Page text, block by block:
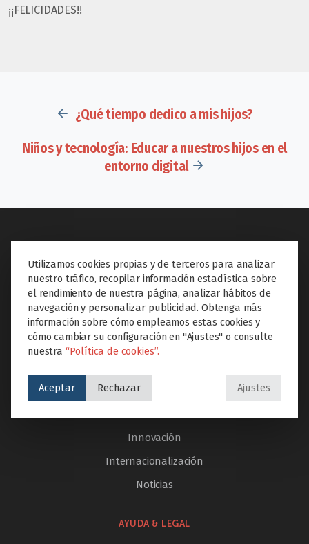
¡¡FELICIDADES!!
¿Qué tiempo dedico a mis hijos?
Niños y tecnología: Educar a nuestros hijos en el
entorno digital
SECCIONES
Inicio
El colegio
Etapas educativas
Extraescolares
Innovación
Internacionalización
Noticias
AYUDA & LEGAL
Utilizamos cookies propias y de terceros para analizar
nuestro tráfico, recopilar información estadística sobre
el rendimiento de nuestra página, analizar hábitos de
navegación y personalizar publicidad. Obtenga más
información sobre cómo empleamos estas cookies y
cómo cambiar su configuración en "Ajustes" o consulte
nuestra “Política de cookies”.
Aceptar Rechazar Ajustes